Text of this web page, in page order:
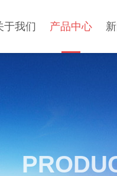
于我们 产品中心